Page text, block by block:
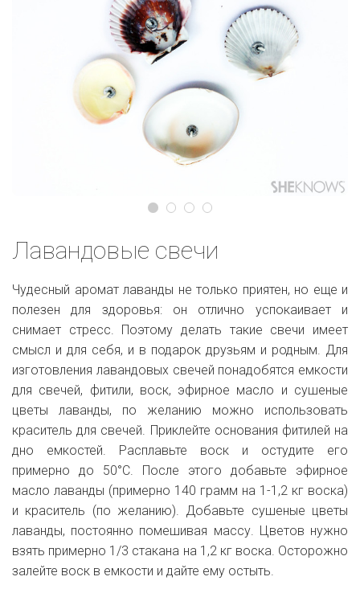
Лавандовые свечи
Чудесный аромат лаванды не только приятен, но еще и
полезен для здоровья: он отлично успокаивает и
снимает стресс. Поэтому делать такие свечи имеет
смысл и для себя, и в подарок друзьям и родным. Для
изготовления лавандовых свечей понадобятся емкости
для свечей, фитили, воск, эфирное масло и сушеные
цветы лаванды, по желанию можно использовать
краситель для свечей. Приклейте основания фитилей на
дно емкостей. Расплавьте воск и остудите его
примерно до 50°С. После этого добавьте эфирное
масло лаванды (примерно 140 грамм на 1-1,2 кг воска)
и краситель (по желанию). Добавьте сушеные цветы
лаванды, постоянно помешивая массу. Цветов нужно
взять примерно 1/3 стакана на 1,2 кг воска. Осторожно
залейте воск в емкости и дайте ему остыть.